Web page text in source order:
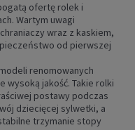
ofertę rolek i
Wartym uwagi
wraz z kaskiem,
od pierwszej
renomowanych
jakość. Takie rolki
postawy podczas
dziecięcej sylwetki, a
trzymanie stopy